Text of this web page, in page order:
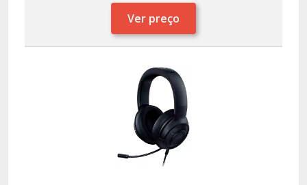
Ver preço